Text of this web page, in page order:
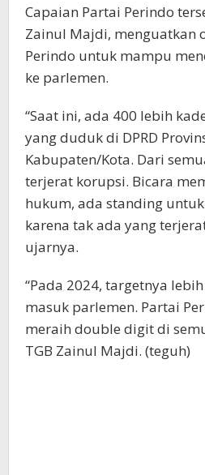
Capaian Partai Perindo
Zainul Majdi, menguatkan
Perindo untuk mampu
ke parlemen.
“Saat ini, ada 400 lebih
yang duduk di DPRD
Kabupaten/Kota. Dari
terjerat korupsi. Bicara
hukum, ada standing
karena tak ada yang
ujarnya.
“Pada 2024, targetnya
masuk parlemen. Partai
meraih double digit di
TGB Zainul Majdi. (teguh)